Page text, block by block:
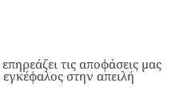
τις αποφάσεις μας
στην απειλή